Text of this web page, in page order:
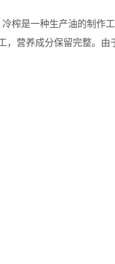
榨是一种生产油的制作工
，营养成分保留完整。由